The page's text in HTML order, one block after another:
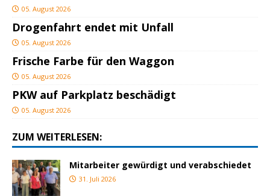
05. August 2026
Drogenfahrt endet mit Unfall
05. August 2026
Frische Farbe für den Waggon
05. August 2026
PKW auf Parkplatz beschädigt
05. August 2026
ZUM WEITERLESEN:
Mitarbeiter gewürdigt und verabschiedet
31. Juli 2026